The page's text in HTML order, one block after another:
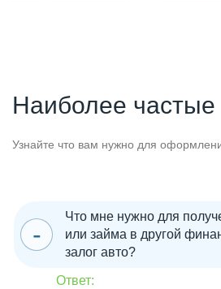
Наиболее
Узнайте что вам нужно для
Что мне нужно для
или займа в другой
залог авто?
Ответ: